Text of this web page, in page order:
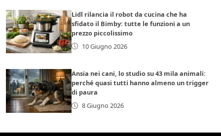
Lidl rilancia il robot da cucina che ha
sfidato il Bimby: tutte le funzioni a un
prezzo piccolissimo
10 Giugno 2026
Ansia nei cani, lo studio su 43 mila animali:
perché quasi tutti hanno almeno un trigger
di paura
8 Giugno 2026